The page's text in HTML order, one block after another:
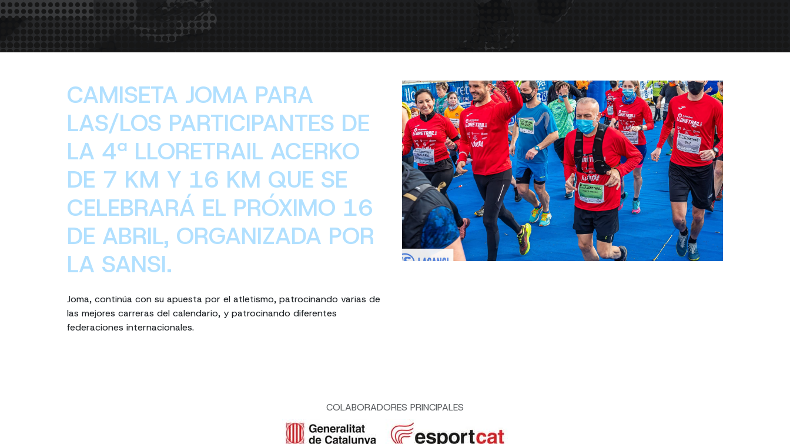
CAMISETA JOMA PARA
LAS/LOS PARTICIPANTES DE
LA 4ª LLORETRAIL ACERKO
DE 7 KM Y 16 KM QUE SE
CELEBRARÁ EL PRÓXIMO 16
DE ABRIL, ORGANIZADA POR
LA SANSI.
Joma, continúa con su apuesta por el atletismo, patrocinando varias de
las mejores carreras del calendario, y patrocinando diferentes
federaciones internacionales.
COLABORADORES PRINCIPALES